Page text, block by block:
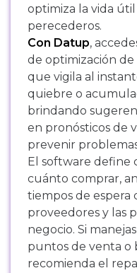
optimiza la vida
perecederos.
Con Datup,
de optimización
que vigila al
quiebre o
brindando
en pronósticos de
prevenir
El software define
cuánto comprar,
tiempos de espera
proveedores y las
negocio. Si
puntos de venta o
recomienda el